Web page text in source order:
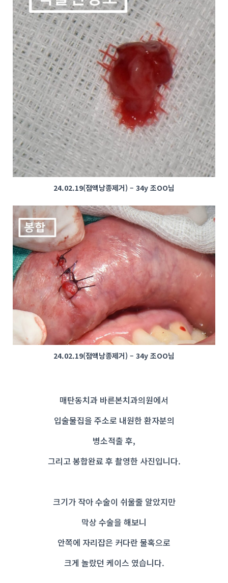
24.02.19(점액낭종제거) – 34y 조OO님
24.02.19(점액낭종제거) – 34y 조OO님
매탄동치과 바른본치과의원에서
입술물집을 주소로 내원한 환자분의
병소적출 후,
그리고 봉합완료 후 촬영한 사진입니다.
크기가 작아 수술이 쉬울줄 알았지만
막상 수술을 해보니
안쪽에 자리잡은 커다란 물혹으로
크게 놀랐던 케이스 였습니다.